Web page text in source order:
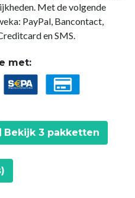
Met de volgende
PayPal, Bancontact,
en SMS.
met:
Bekijk 3 pakketten